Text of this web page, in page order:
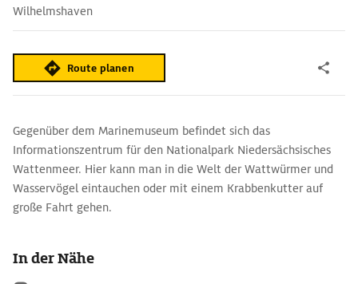
Wilhelmshaven
Route planen
Gegenüber dem Marinemuseum befindet sich das
Informationszentrum für den Nationalpark Niedersächsisches
Wattenmeer. Hier kann man in die Welt der Wattwürmer und
Wasservögel eintauchen oder mit einem Krabbenkutter auf
große Fahrt gehen.
In der Nähe